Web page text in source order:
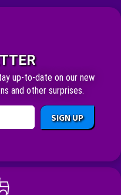
up-to-date on our new
and other surprises.
SIGN UP